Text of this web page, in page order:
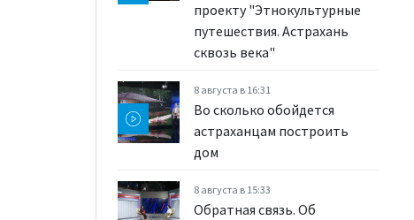
проекту "Этнокультурные
путешествия. Астрахань
сквозь века"
8 августа в 16:31
Во сколько обойдется
астраханцам построить
дом
8 августа в 15:33
Обратная связь. Об